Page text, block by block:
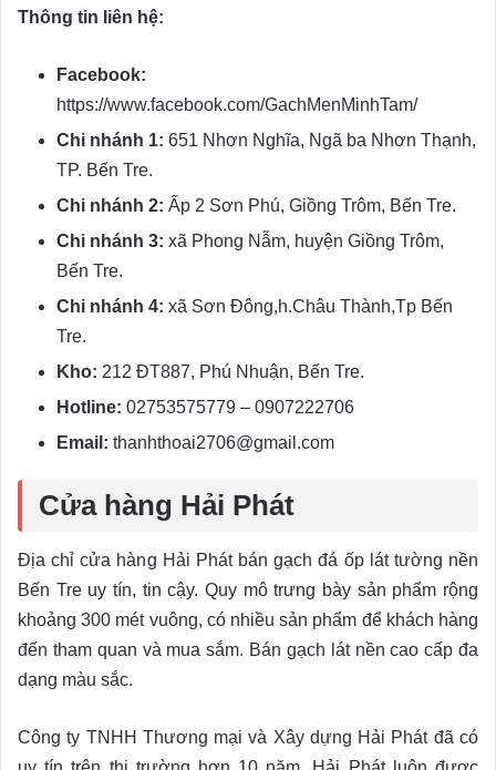
Thông tin liên hệ:
Facebook:
https://www.facebook.com/GachMenMinhTam/
Chi nhánh 1: 651 Nhơn Nghĩa, Ngã ba Nhơn Thạnh,
TP. Bến Tre.
Chi nhánh 2: Ấp 2 Sơn Phú, Giồng Trôm, Bến Tre.
Chi nhánh 3: xã Phong Nẫm, huyện Giồng Trôm,
Bến Tre.
Chi nhánh 4: xã Sơn Đông,h.Châu Thành,Tp Bến
Tre.
Kho: 212 ĐT887, Phú Nhuận, Bến Tre.
Hotline: 02753575779 – 0907222706
Email: thanhthoai2706@gmail.com
Cửa hàng Hải Phát
Địa chỉ cửa hàng Hải Phát bán gạch đá ốp lát tường nền
Bến Tre uy tín, tin cậy. Quy mô trưng bày sản phẩm rộng
khoảng 300 mét vuông, có nhiều sản phẩm để khách hàng
đến tham quan và mua sắm. Bán gạch lát nền cao cấp đa
dạng màu sắc.
Công ty TNHH Thương mại và Xây dựng Hải Phát đã có